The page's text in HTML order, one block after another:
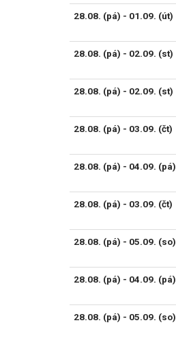
28.08. (pá) - 01.09. (út)
28.08. (pá) - 02.09. (st)
28.08. (pá) - 02.09. (st)
28.08. (pá) - 03.09. (čt)
28.08. (pá) - 04.09. (pá)
28.08. (pá) - 03.09. (čt)
28.08. (pá) - 05.09. (so)
28.08. (pá) - 04.09. (pá)
28.08. (pá) - 05.09. (so)